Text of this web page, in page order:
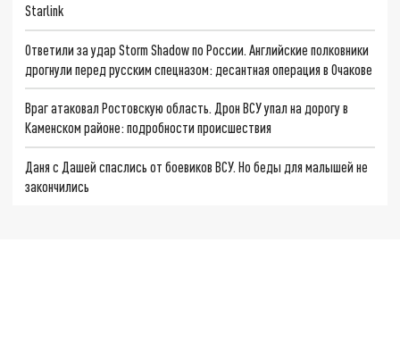
Starlink
Ответили за удар Storm Shadow по России. Английские полковники
дрогнули перед русским спецназом: десантная операция в Очакове
Враг атаковал Ростовскую область. Дрон ВСУ упал на дорогу в
Каменском районе: подробности происшествия
Даня с Дашей спаслись от боевиков ВСУ. Но беды для малышей не
закончились